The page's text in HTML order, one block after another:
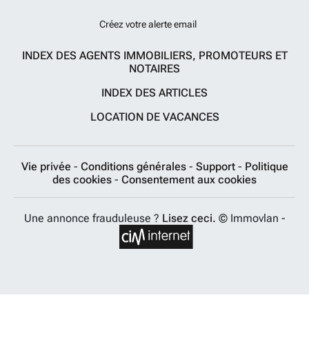
Créez votre alerte email
INDEX DES AGENTS IMMOBILIERS, PROMOTEURS ET
NOTAIRES
INDEX DES ARTICLES
LOCATION DE VACANCES
Vie privée - Conditions générales - Support - Politique
des cookies - Consentement aux cookies
Une annonce frauduleuse ? Lisez ceci. © Immovlan -